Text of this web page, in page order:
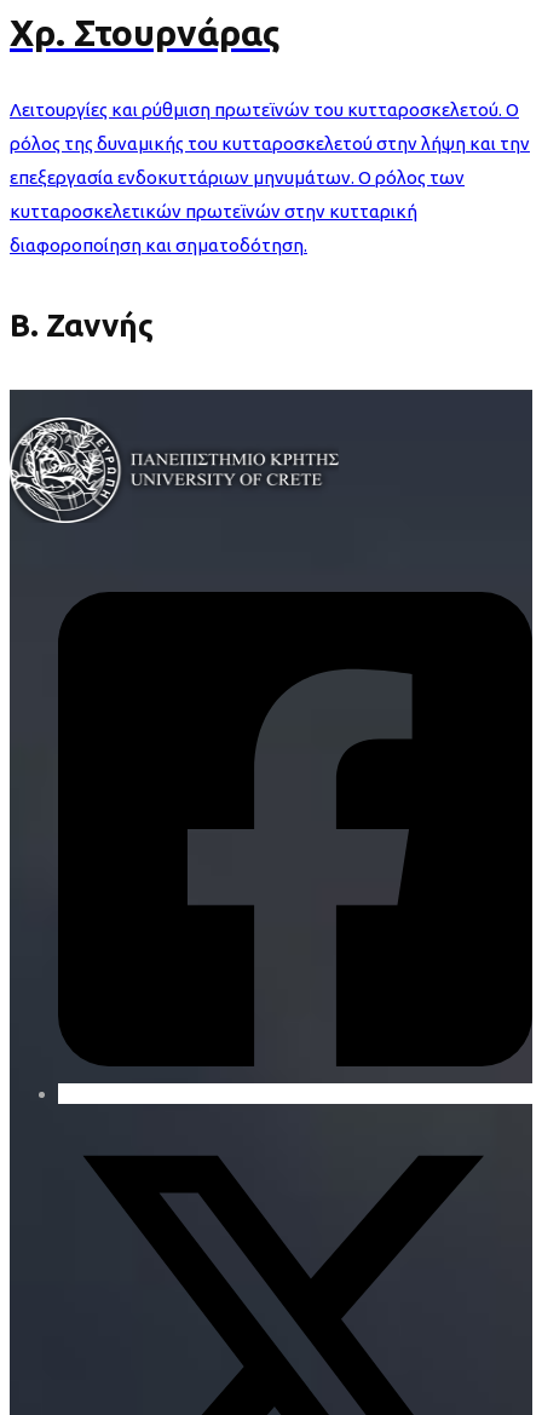
Χρ. Στουρνάρας
Λειτουργίες και ρύθμιση πρωτεϊνών του κυτταροσκελετού. Ο
ρόλος της δυναμικής του κυτταροσκελετού στην λήψη και την
επεξεργασία ενδοκυττάριων μηνυμάτων. Ο ρόλος των
κυτταροσκελετικών πρωτεϊνών στην κυτταρική
διαφοροποίηση και σηματοδότηση.
Β. Ζαννής